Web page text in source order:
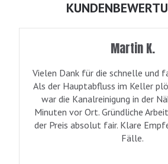
Martin K.
Vielen Dank für die schnelle und
Als der Hauptabfluss im Keller
war die Kanalreinigung in der
Minuten vor Ort. Gründliche
der Preis absolut fair. Klare
Fälle.